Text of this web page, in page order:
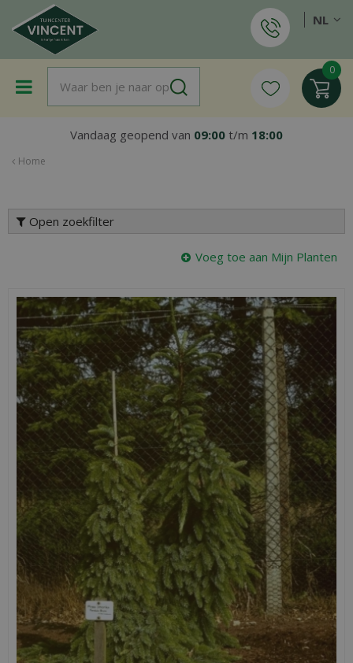
a
Home
Vandaag geopend van 09:00 t/m 18:00
NL
Open zoekfilter
Voeg toe aan Mijn Planten